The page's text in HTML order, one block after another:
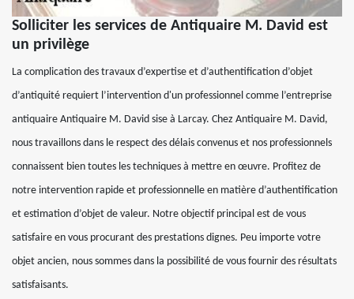
Solliciter les services de Antiquaire M. David est
un privilège
La complication des travaux d’expertise et d’authentification d’objet
d’antiquité requiert l’intervention d'un professionnel comme l’entreprise
antiquaire Antiquaire M. David sise à Larcay. Chez Antiquaire M. David,
nous travaillons dans le respect des délais convenus et nos professionnels
connaissent bien toutes les techniques à mettre en œuvre. Profitez de
notre intervention rapide et professionnelle en matière d’authentification
et estimation d’objet de valeur. Notre objectif principal est de vous
satisfaire en vous procurant des prestations dignes. Peu importe votre
objet ancien, nous sommes dans la possibilité de vous fournir des résultats
satisfaisants.